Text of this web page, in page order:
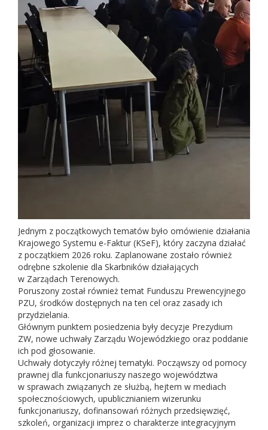
Jednym z początkowych tematów było omówienie działania
Krajowego Systemu e-Faktur (KSeF), który zaczyna działać
z początkiem 2026 roku. Zaplanowane zostało również
odrębne szkolenie dla Skarbników działających
w Zarządach Terenowych.
Poruszony został również temat Funduszu Prewencyjnego
PZU, środków dostępnych na ten cel oraz zasady ich
przydzielania.
Głównym punktem posiedzenia były decyzje Prezydium
ZW, nowe uchwały Zarządu Wojewódzkiego oraz poddanie
ich pod głosowanie.
Uchwały dotyczyły różnej tematyki. Począwszy od pomocy
prawnej dla funkcjonariuszy naszego województwa
w sprawach związanych ze służbą, hejtem w mediach
społecznościowych, upublicznianiem wizerunku
funkcjonariuszy, dofinansowań różnych przedsięwzięć,
szkoleń, organizacji imprez o charakterze integracyjnym